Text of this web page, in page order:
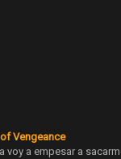
Vengeance
voy a empesar a